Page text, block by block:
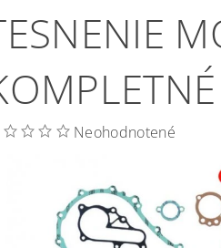
Neohodnotené